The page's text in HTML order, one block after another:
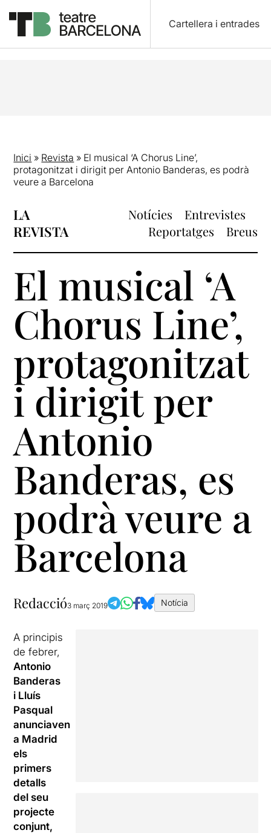
Cartellera i entrades
Inici » Revista » El musical ‘A Chorus Line’,
protagonitzat i dirigit per Antonio Banderas, es podrà
veure a Barcelona
LA
REVISTA
Notícies
Entrevistes
Reportatges
Breus
El musical ‘A
Chorus Line’,
protagonitzat
i dirigit per
Antonio
Banderas, es
podrà veure a
Barcelona
Redacció3 març 2019 Notícia
A principis
de febrer,
Antonio
Banderas
i Lluís
Pasqual
anunciaven
a Madrid
els
primers
detalls
del seu
projecte
conjunt,